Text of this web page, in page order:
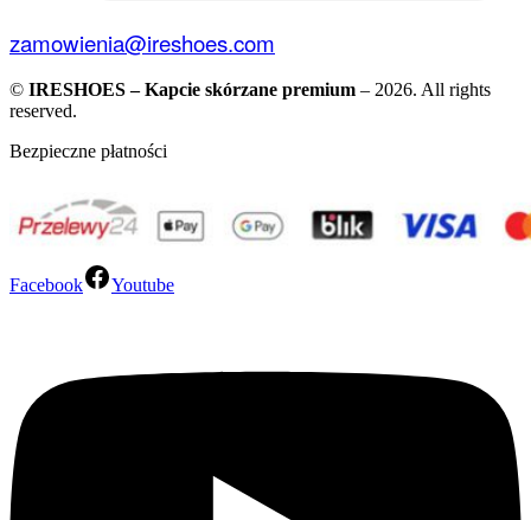
zamowienia@ireshoes.com
© IRESHOES – Kapcie skórzane premium – 2026. All rights
reserved.
Bezpieczne płatności
Facebook Youtube